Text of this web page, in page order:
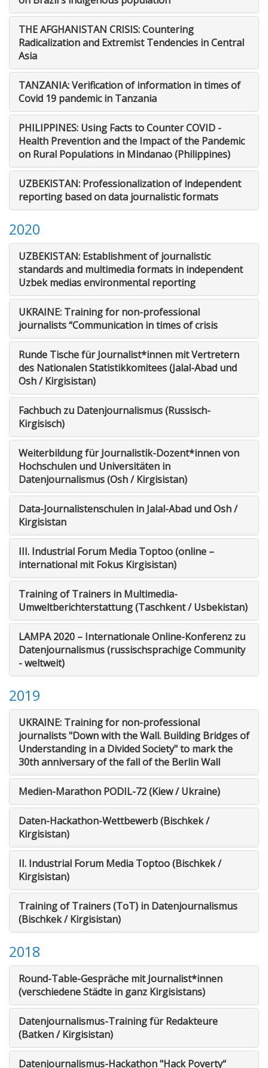
THE AFGHANISTAN CRISIS: Countering
Radicalization and Extremist Tendencies in Central
Asia
TANZANIA: Verification of information in times of
Covid 19 pandemic in Tanzania
PHILIPPINES: Using Facts to Counter COVID -
Health Prevention and the Impact of the Pandemic
on Rural Populations in Mindanao (Philippines)
UZBEKISTAN: Professionalization of independent
reporting based on data journalistic formats
2020
UZBEKISTAN: Establishment of journalistic
standards and multimedia formats in independent
Uzbek medias environmental reporting
UKRAINE: Training for non-professional
journalists “Communication in times of crisis
Runde Tische für Journalist*innen mit Vertretern
des Nationalen Statistikkomitees (Jalal-Abad und
Osh / Kirgisistan)
Fachbuch zu Datenjournalismus (Russisch-
Kirgisisch)
Weiterbildung für Journalistik-Dozent*innen von
Hochschulen und Universitäten in
Datenjournalismus (Osh / Kirgisistan)
Data-Journalistenschulen in Jalal-Abad und Osh /
Kirgisistan
III. Industrial Forum Media Toptoo (online –
international mit Fokus Kirgisistan)
Training of Trainers in Multimedia-
Umweltberichterstattung (Taschkent / Usbekistan)
LAMPA 2020 – Internationale Online-Konferenz zu
Datenjournalismus (russischsprachige Community
- weltweit)
2019
UKRAINE: Training for non-professional
journalists "Down with the Wall. Building Bridges of
Understanding in a Divided Society" to mark the
30th anniversary of the fall of the Berlin Wall
Medien-Marathon PODIL-72 (Kiew / Ukraine)
Daten-Hackathon-Wettbewerb (Bischkek /
Kirgisistan)
II. Industrial Forum Media Toptoo (Bischkek /
Kirgisistan)
Training of Trainers (ToT) in Datenjournalismus
(Bischkek / Kirgisistan)
2018
Round-Table-Gespräche mit Journalist*innen
(verschiedene Städte in ganz Kirgisistans)
Datenjournalismus-Training für Redakteure
(Batken / Kirgisistan)
Datenjournalismus-Hackathon "Hack Poverty“